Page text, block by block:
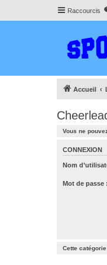
Raccourcis
Accueil
Vous ne
CONNEXION
Nom
Mot de passe :
Cette